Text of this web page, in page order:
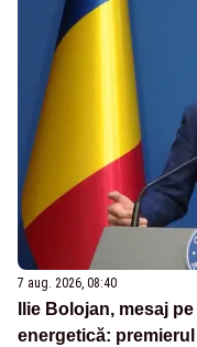
7 aug. 2026, 08:40
Ilie Bolojan, mesaj
energetică: